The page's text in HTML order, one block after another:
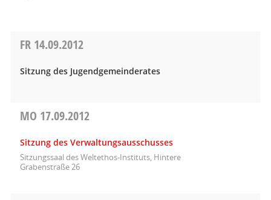
FR 14.09.2012
Sitzung des Jugendgemeinderates
MO 17.09.2012
Sitzung des Verwaltungsausschusses
Sitzungssaal des Weltethos-Instituts, Hintere
Grabenstraße 26